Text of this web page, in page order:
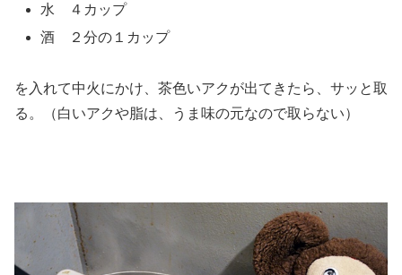
水 ４カップ
酒 ２分の１カップ
を入れて中火にかけ、茶色いアクが出てきたら、サッと取
る。（白いアクや脂は、うま味の元なので取らない）